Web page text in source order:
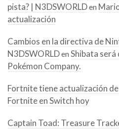
pista? | N3DSWORLDen
actualización
Cambios en la directiva de
N3DSWORLDen Shibata
Pokémon Company.
Fortnite tiene actualización
Fortnite en Switch hoy
Captain Toad: Treasure